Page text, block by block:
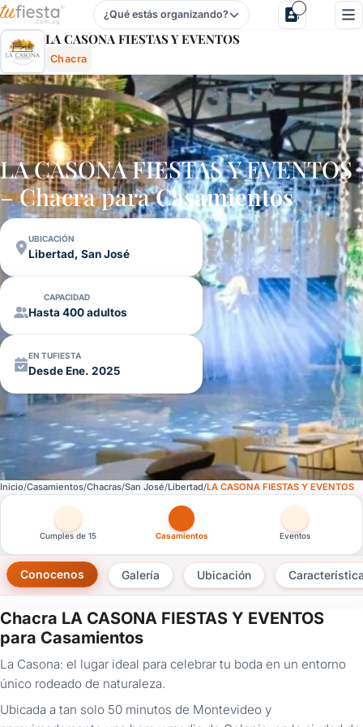
La Casona Fiestas Y Eventos - Chacra En Libertad, San
¿Qué estás organizando?
LA CASONA FIESTAS Y EVENTOS
Chacra
LA CASONA FIESTAS Y EVENTOS
– Chacra paraCasamientos
UBICACIÓN
Libertad, San José
CAPACIDAD
Hasta 400 adultos
EN TUFIESTA
Desde Ene. 2025
Inicio Casamientos Chacras San José Libertad LA CASONA FIESTAS Y EVENTOS
Otras versiones de esta ficha por tipo de festejo
Cumples de 15 Casamientos Eventos
Conocenos Galería Ubicación
Chacra LA CASONA FIESTAS Y EVENTOS
para Casamientos
La Casona: el lugar ideal para celebrar tu boda en un entorno
único rodeado de naturaleza.
Ubicada a tan solo 50 minutos de Montevideo y
×
Consultar
¿Ya
tenés
cuenta?